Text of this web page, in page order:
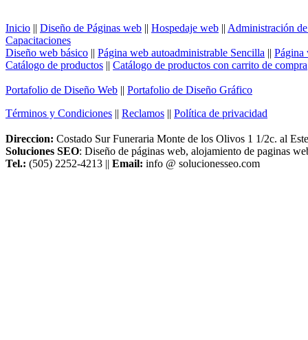
Inicio || Diseño de Páginas web || Hospedaje web || Administración
Capacitaciones
Diseño web básico || Página web autoadministrable Sencilla || Página
Catálogo de productos || Catálogo de productos con carrito de compra
Portafolio de Diseño Web || Portafolio de Diseño Gráfico
Términos y Condiciones || Reclamos || Política de privacidad
Direccion: Costado Sur Funeraria Monte de los Olivos 1 1/2c. al
Soluciones SEO: Diseño de páginas web, alojamiento de paginas
Tel.: (505) 2252-4213 || Email: info @ solucionesseo.com